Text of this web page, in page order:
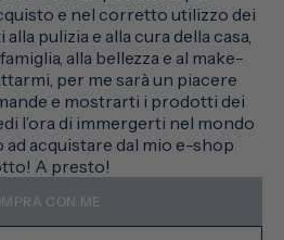
e nel corretto utilizzo dei
pulizia e alla cura della casa,
alla bellezza e al make-
per me sarà un piacere
e mostrarti i prodotti dei
l’ora di immergerti nel mondo
acquistare dal mio e-shop
A presto!
CON ME